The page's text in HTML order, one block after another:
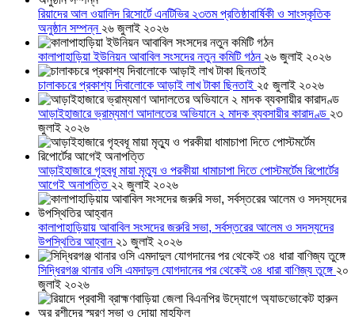
রিয়াদের আল ওয়ালিদ রিসোর্টে এনটিভির ২৩তম প্রতিষ্ঠাবার্ষিকী ও সাংস্কৃতিক
অনুষ্ঠান সম্পন্ন ২৬ জুলাই ২০২৬
কালাপাহাড়িয়া ইউনিয়ন আবাবিল সংসদের নতুন কমিটি গঠন ২৬ জুলাই ২০২৬
চালাকচরে প্রকাশ্য দিবালোকে আড়াই লাখ টাকা ছিনতাই ২৫ জুলাই ২০২৬
আড়াইহাজারে ভ্রাম্যমাণ আদালতের অভিযানে ২ মাদক ব্যবসায়ীর কারাদণ্ড ২৩
জুলাই ২০২৬
আড়াইহাজারে গৃহবধূ মায়া মৃত্যু ও পরকীয়া ধামাচাপা দিতে পোস্টমর্টেম রিপোর্টের
আগেই অনাপত্তি ২২ জুলাই ২০২৬
কালাপাহাড়িয়ায় আবাবিল সংসদের জরুরি সভা, সর্বস্তরের আলেম ও সদস্যদের
উপস্থিতির আহ্বান ২১ জুলাই ২০২৬
সিদ্ধিরগঞ্জ থানার ওসি এমদাদুল যোগদানের পর থেকেই ৩৪ ধারা বাণিজ্য তুঙ্গে ২০
জুলাই ২০২৬